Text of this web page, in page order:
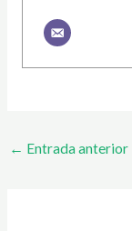
← Entrada anterior